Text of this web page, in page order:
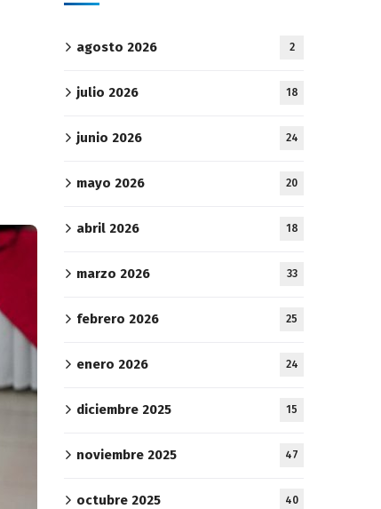
agosto 2026 2
julio 2026 18
junio 2026 24
mayo 2026 20
abril 2026 18
marzo 2026 33
febrero 2026 25
enero 2026 24
diciembre 2025 15
noviembre 2025 47
octubre 2025 40